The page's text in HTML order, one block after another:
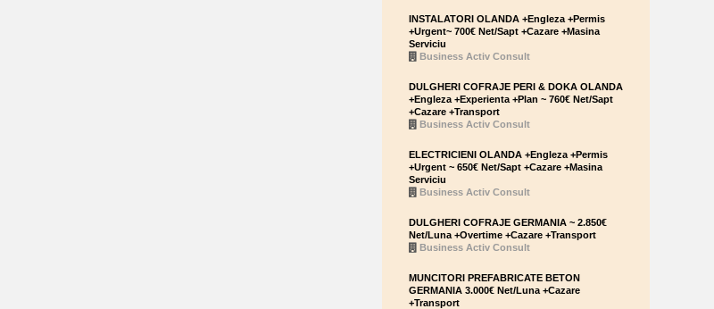
INSTALATORI OLANDA +Engleza +Permis
+Urgent~ 700€ Net/Sapt +Cazare +Masina
Serviciu
Business Activ Consult
DULGHERI COFRAJE PERI & DOKA OLANDA
+Engleza +Experienta +Plan ~ 760€ Net/Sapt
+Cazare +Transport
Business Activ Consult
ELECTRICIENI OLANDA +Engleza +Permis
+Urgent ~ 650€ Net/Sapt +Cazare +Masina
Serviciu
Business Activ Consult
DULGHERI COFRAJE GERMANIA ~ 2.850€
Net/Luna +Overtime +Cazare +Transport
Business Activ Consult
MUNCITORI PREFABRICATE BETON
GERMANIA 3.000€ Net/Luna +Cazare
+Transport